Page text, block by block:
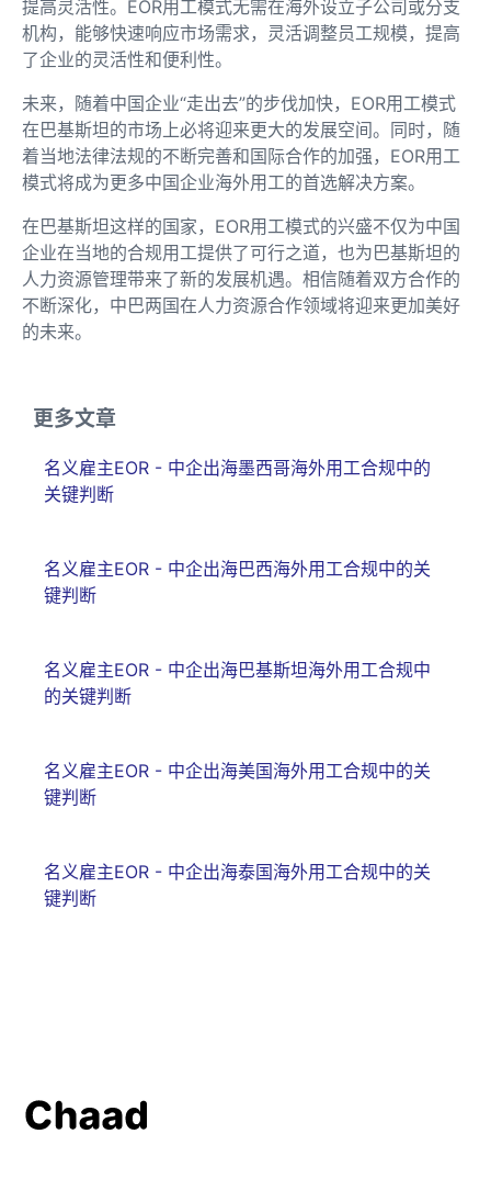
提高灵活性。EOR用工模式无需在海外设立子公司或分支
机构，能够快速响应市场需求，灵活调整员工规模，提高
了企业的灵活性和便利性。
未来，随着中国企业“走出去”的步伐加快，EOR用工模式
在巴基斯坦的市场上必将迎来更大的发展空间。同时，随
着当地法律法规的不断完善和国际合作的加强，EOR用工
模式将成为更多中国企业海外用工的首选解决方案。
在巴基斯坦这样的国家，EOR用工模式的兴盛不仅为中国
企业在当地的合规用工提供了可行之道，也为巴基斯坦的
人力资源管理带来了新的发展机遇。相信随着双方合作的
不断深化，中巴两国在人力资源合作领域将迎来更加美好
的未来。
更多文章
名义雇主EOR - 中企出海墨西哥海外用工合规中的
关键判断
名义雇主EOR - 中企出海巴西海外用工合规中的关
键判断
名义雇主EOR - 中企出海巴基斯坦海外用工合规中
的关键判断
名义雇主EOR - 中企出海美国海外用工合规中的关
键判断
名义雇主EOR - 中企出海泰国海外用工合规中的关
键判断